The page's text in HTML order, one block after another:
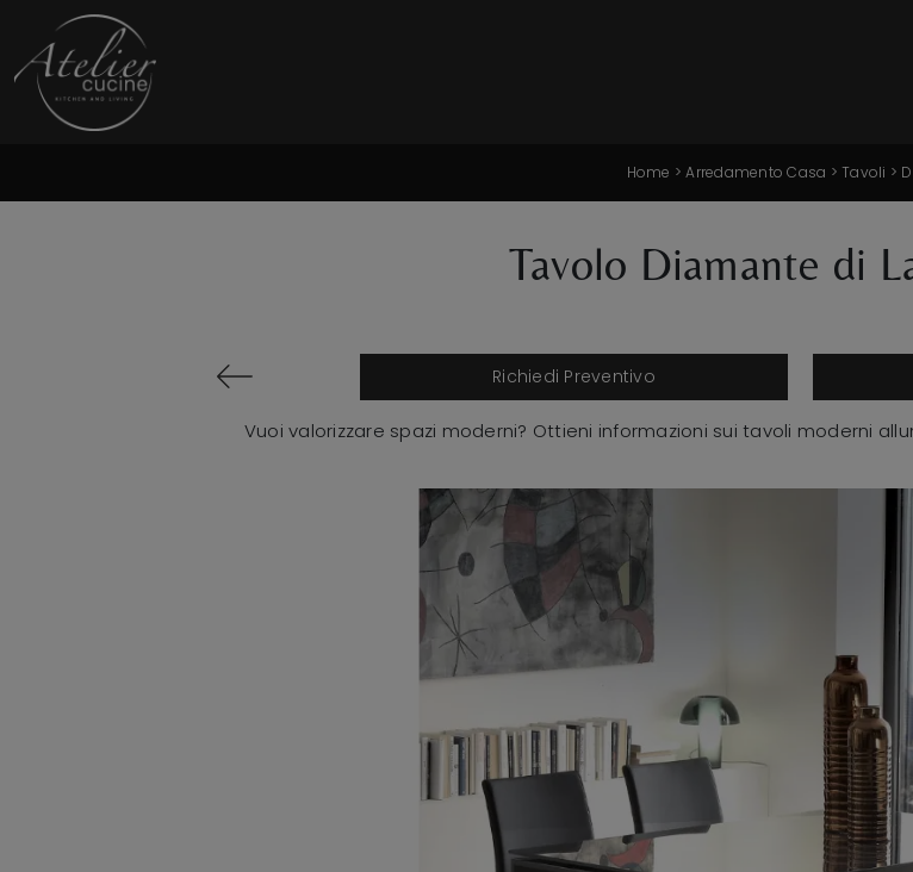
Home >Arredamento Casa >Tavoli >
Tavolo Diamante di
Richiedi Preventivo
Vuoi valorizzare spazi moderni? Ottieni informazioni sui tavoli moderni